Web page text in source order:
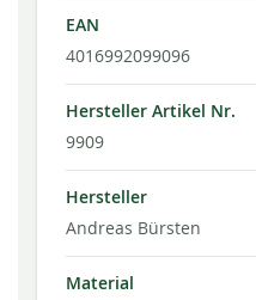
EAN
4016992099096
Hersteller Artikel Nr.
9909
Hersteller
Andreas Bürsten
Material